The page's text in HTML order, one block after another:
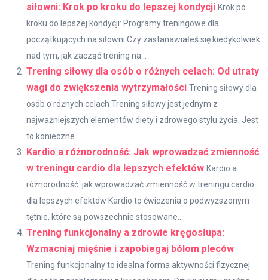
siłowni: Krok po kroku do lepszej kondycji Krok po
kroku do lepszej kondycji: Programy treningowe dla
początkujących na siłowni Czy zastanawiałeś się kiedykolwiek
nad tym, jak zacząć trening na...
Trening siłowy dla osób o różnych celach: Od utraty
wagi do zwiększenia wytrzymałości Trening siłowy dla
osób o różnych celach Trening siłowy jest jednym z
najważniejszych elementów diety i zdrowego stylu życia. Jest
to konieczne...
Kardio a różnorodność: Jak wprowadzać zmienność
w treningu cardio dla lepszych efektów Kardio a
różnorodność: jak wprowadzać zmienność w treningu cardio
dla lepszych efektów Kardio to ćwiczenia o podwyższonym
tętnie, które są powszechnie stosowane...
Trening funkcjonalny a zdrowie kręgosłupa:
Wzmacniaj mięśnie i zapobiegaj bólom pleców
Trening funkcjonalny to idealna forma aktywności fizycznej